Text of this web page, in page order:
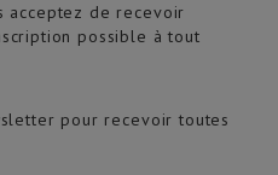
pour recevoir toutes
acceptez de recevoir
possible à tout